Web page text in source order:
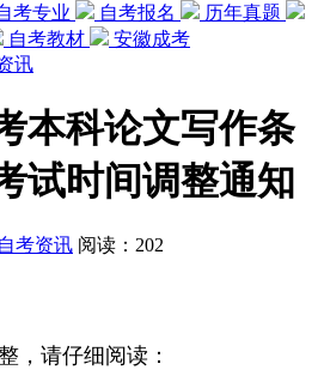
考专业 自考报名
历年真题
自考教材
安徽成考
讯
本科论文写作条
试时间调整通知
自考资讯 阅读： 202
，请仔细阅读：